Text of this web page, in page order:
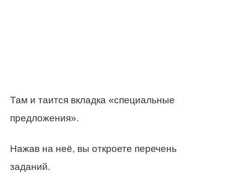
Там и таится вкладка «специальные
предложения».
Нажав на неё, вы откроете перечень
заданий.